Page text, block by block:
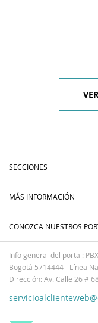
SECCIONES
MÁS INFORMACIÓN
CONOZCA NUESTROS
Info general del portal:
Bogotá 5714444 - Línea
Dirección: Av. Calle 26 #